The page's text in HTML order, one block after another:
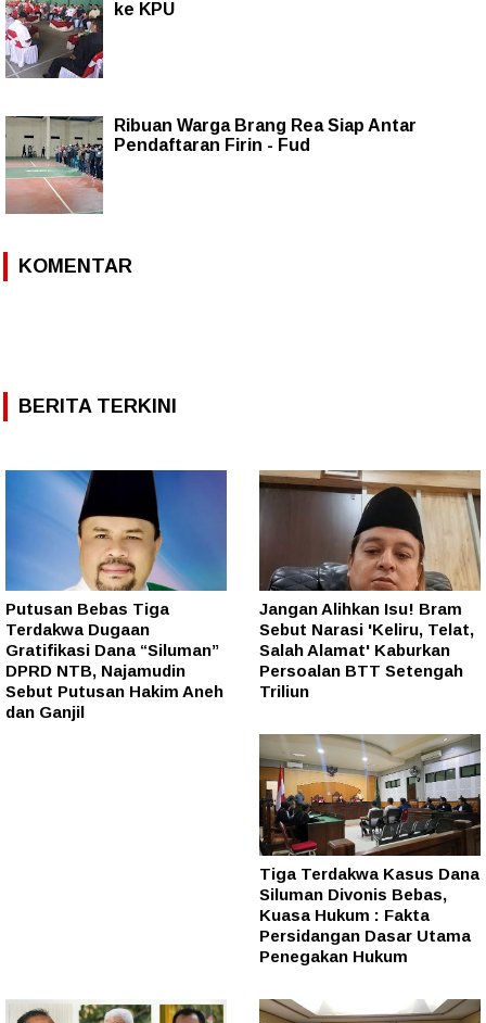
ke KPU
Ribuan Warga Brang Rea Siap Antar
Pendaftaran Firin - Fud
KOMENTAR
BERITA TERKINI
Putusan Bebas Tiga
Terdakwa Dugaan
Gratifikasi Dana “Siluman”
DPRD NTB, Najamudin
Sebut Putusan Hakim Aneh
dan Ganjil
Jangan Alihkan Isu! Bram
Sebut Narasi 'Keliru, Telat,
Salah Alamat' Kaburkan
Persoalan BTT Setengah
Triliun
Tiga Terdakwa Kasus Dana
Siluman Divonis Bebas,
Kuasa Hukum : Fakta
Persidangan Dasar Utama
Penegakan Hukum